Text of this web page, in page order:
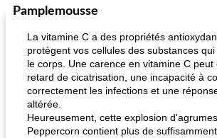
Marques de confiance: recettes et
astuces
Pamplemousse
La vitamine C a des propriétés
protègent vos cellules des substances
le corps. Une carence en vitamine C
retard de cicatrisation, une incapacité à
correctement les infections et une
altérée.
Heureusement, cette explosion
Peppercorn contient plus de